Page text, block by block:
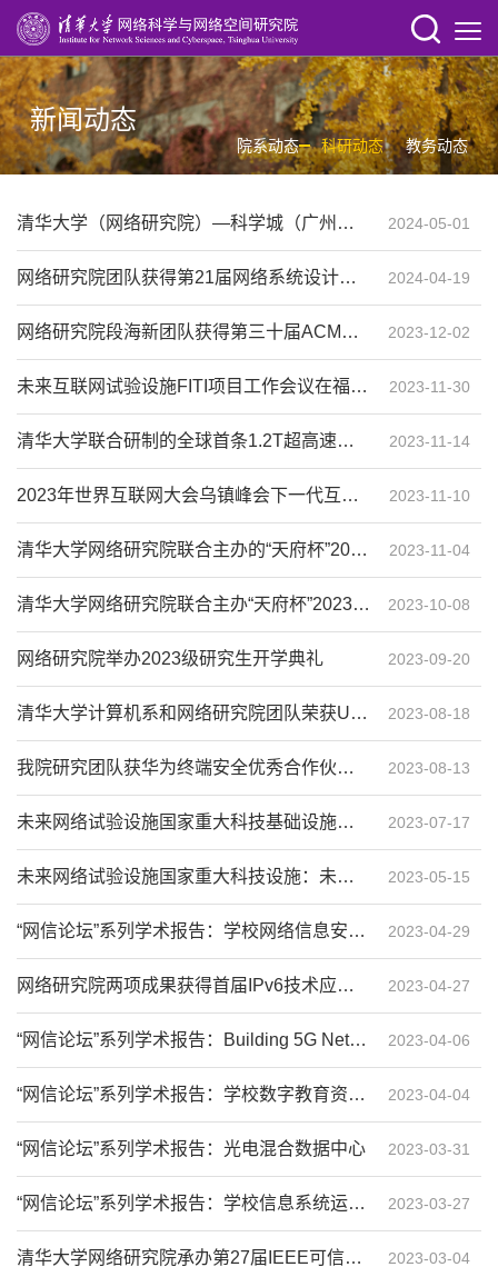
新闻动态
院系动态 科研动态 教务动态
清华大学（网络研究院）—科学城（广州）信息科技集团有限公司系统安全联合研究中心举行揭牌仪式 2024-05-01
网络研究院团队获得第21届网络系统设计与实现研讨会杰出论文奖 2024-04-19
网络研究院段海新团队获得第三十届ACM计算机与通信安全会议杰出论文奖 2023-12-02
未来互联网试验设施FITI项目工作会议在福州举行 2023-11-30
清华大学联合研制的全球首条1.2T超高速下一代互联网主干通路开通 2023-11-14
2023年世界互联网大会乌镇峰会下一代互联网创新发展论坛在乌镇举行 2023-11-10
清华大学网络研究院联合主办的“天府杯”2023国际网络安全大赛圆满落幕 2023-11-04
清华大学网络研究院联合主办“天府杯”2023国际网络安全大赛报名开启 2023-10-08
网络研究院举办2023级研究生开学典礼 2023-09-20
清华大学计算机系和网络研究院团队荣获USENIX Security杰出论文奖 2023-08-18
我院研究团队获华为终端安全优秀合作伙伴奖 2023-08-13
未来网络试验设施国家重大科技基础设施：未来互联网试验设施FITI项目技术培训会在清华大学举行 2023-07-17
未来网络试验设施国家重大科技设施：未来互联网试验设施FITI项目推进工作会议举行 2023-05-15
“网信论坛”系列学术报告：学校网络信息安全工作介绍 2023-04-29
网络研究院两项成果获得首届IPv6技术应用创新大赛总决赛一等奖和二等奖 2023-04-27
“网信论坛”系列学术报告：Building 5G Networks on the Alibaba Cloud 2023-04-06
“网信论坛”系列学术报告：学校数字教育资源建设的实践与思考 2023-04-04
“网信论坛”系列学术报告：光电混合数据中心 2023-03-31
“网信论坛”系列学术报告：学校信息系统运行架构简介 2023-03-27
清华大学网络研究院承办第27届IEEE可信计算环太平洋国际研讨会 2023-03-04